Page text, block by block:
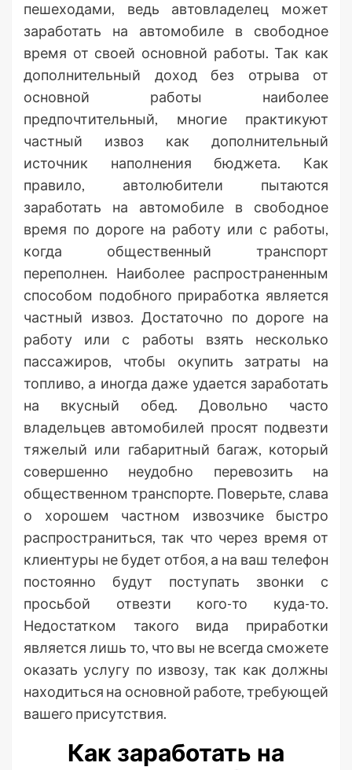
пешеходами, ведь автовладелец может
заработать на автомобиле в свободное
время от своей основной работы. Так как
дополнительный доход без отрыва от
основной работы наиболее
предпочтительный, многие практикуют
частный извоз как дополнительный
источник наполнения бюджета. Как
правило, автолюбители пытаются
заработать на автомобиле в свободное
время по дороге на работу или с работы,
когда общественный транспорт
переполнен. Наиболее распространенным
способом подобного приработка является
частный извоз. Достаточно по дороге на
работу или с работы взять несколько
пассажиров, чтобы окупить затраты на
топливо, а иногда даже удается заработать
на вкусный обед. Довольно часто
владельцев автомобилей просят подвезти
тяжелый или габаритный багаж, который
совершенно неудобно перевозить на
общественном транспорте. Поверьте, слава
о хорошем частном извозчике быстро
распространиться, так что через время от
клиентуры не будет отбоя, а на ваш телефон
постоянно будут поступать звонки с
просьбой отвезти кого-то куда-то.
Недостатком такого вида приработки
является лишь то, что вы не всегда сможете
оказать услугу по извозу, так как должны
находиться на основной работе, требующей
вашего присутствия.
Как заработать на